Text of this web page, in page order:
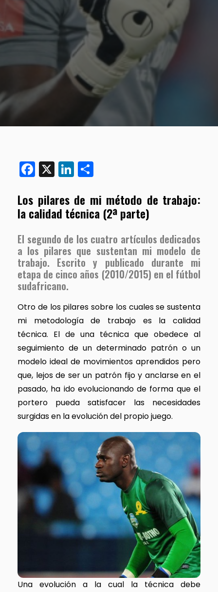
Facebook
X LinkedIn
Los pilares de mi método de trabajo:
la calidad técnica (2ª parte)
El segundo de los cuatro artículos dedicados
a los pilares que sustentan mi modelo de
trabajo. Escrito y publicado durante mi
etapa de cinco años (2010/2015) en el fútbol
sudafricano.
Otro de los pilares sobre los cuales se sustenta
mi metodología de trabajo es la calidad
técnica. El de una técnica que obedece al
seguimiento de un determinado patrón o un
modelo ideal de movimientos aprendidos pero
que, lejos de ser un patrón fijo y anclarse en el
pasado, ha ido evolucionando de forma que el
portero pueda satisfacer las necesidades
surgidas en la evolución del propio juego.
Una evolución a la cual la técnica debe